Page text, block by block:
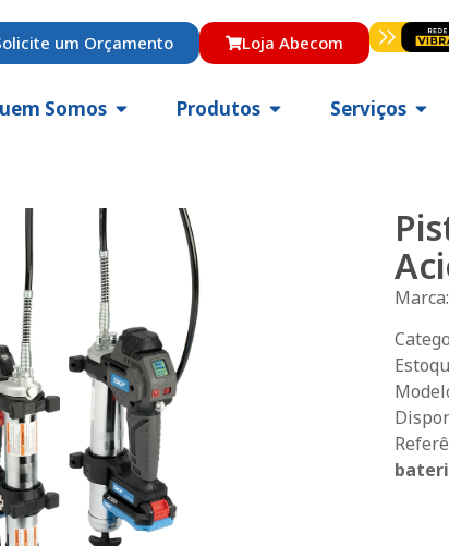
um Orçamento Loja Abecom
Somos Produtos Serviços
Marca: